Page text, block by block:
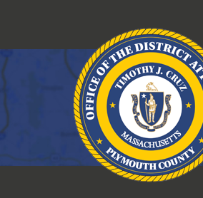
ン
ツ
ス
キ